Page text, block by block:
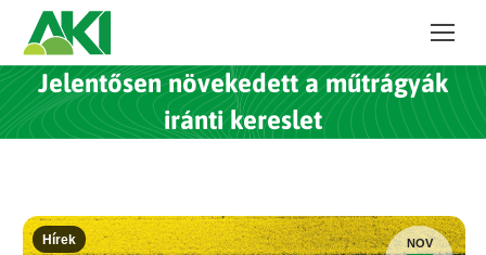
Jelentősen növekedett a műtrágyák
iránti kereslet
NOV
Hírek